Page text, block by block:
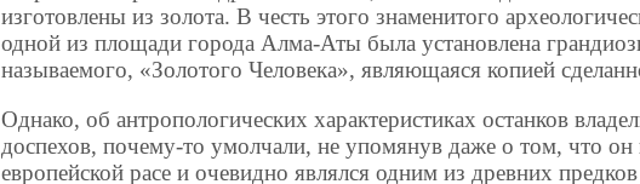
изготовлены из золота. В честь этого знаменитого
одной из площади города Алма-Аты была установлена
называемого, «Золотого Человека», являющаяся копией
Однако, об антропологических характеристиках останков
доспехов, почему-то умолчали, не упомянув даже о том, что
европейской расе и очевидно являлся одним из древних